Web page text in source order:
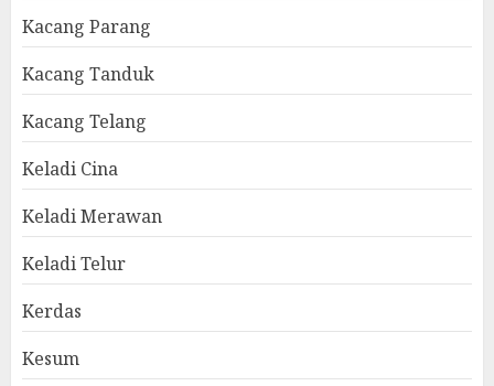
Kacang Parang
Kacang Tanduk
Kacang Telang
Keladi Cina
Keladi Merawan
Keladi Telur
Kerdas
Kesum